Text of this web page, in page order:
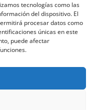
tecnologías como las
del dispositivo. El
procesar datos como
únicas en este
puede afectar